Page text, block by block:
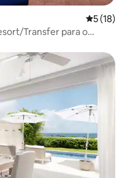
5 (18)
Transfer para o